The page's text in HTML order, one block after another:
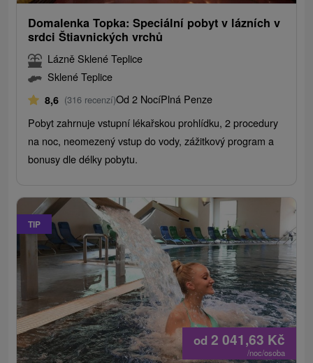
Domalenka Topka: Speciální pobyt v lázních v
srdci Štiavnických vrchů
Lázně Sklené Teplice
Sklené Teplice
8,6 (316 recenzí)Od 2 NocíPlná Penze
Pobyt zahrnuje vstupní lékařskou prohlídku, 2 procedury
na noc, neomezený vstup do vody, zážitkový program a
bonusy dle délky pobytu.
TIP
od 2 041,63 Kč
/noc/osoba